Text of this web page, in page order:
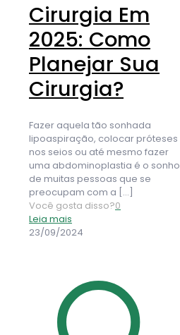
Cirurgia Em
2025: Como
Planejar Sua
Cirurgia?
Fazer aquela tão sonhada
lipoaspiração, colocar próteses
nos seios ou até mesmo fazer
uma abdominoplastia é o sonho
de muitas pessoas que se
preocupam com a […]
Você gosta disso?0
Leia mais
23/09/2024